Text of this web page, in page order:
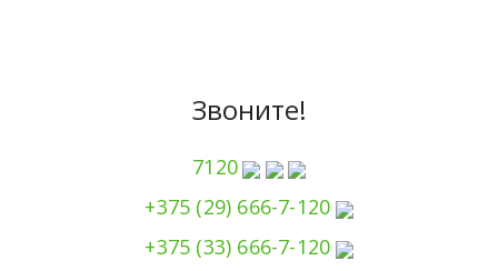
Звоните!
7120
+375 (29) 666-7-120
+375 (33) 666-7-120